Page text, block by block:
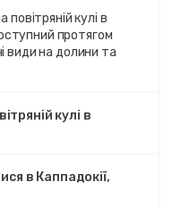
кулі в
протягом
види на долини та
кулі в
в Каппадокії,